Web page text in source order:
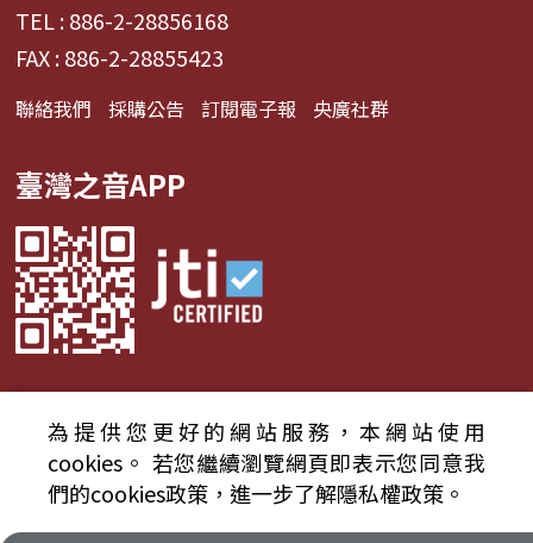
TEL : 886-2-28856168
FAX : 886-2-28855423
聯絡我們 採購公告 訂閱電子報 央廣社群
臺灣之音APP
© 2024財團法人中央廣播電臺 版權所有
資通安全政策聲明
服務條款 隱私權條款
為提供您更好的網站服務，本網站使用
cookies。 若您繼續瀏覽網頁即表示您同意我
們的cookies政策，進一步了解隱私權政策。